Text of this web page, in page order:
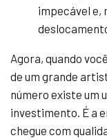
impecável e,
Agora, quando
de um grande
número existe um
investimento. É a
chegue com